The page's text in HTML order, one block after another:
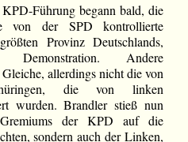
Führung begann bald, die
von der SPD kontrollierte
Provinz Deutschlands,
Andere
allerdings nicht die von
die von linken
wurden. Brandler stieß nun
der KPD auf die
sondern auch der Linken,